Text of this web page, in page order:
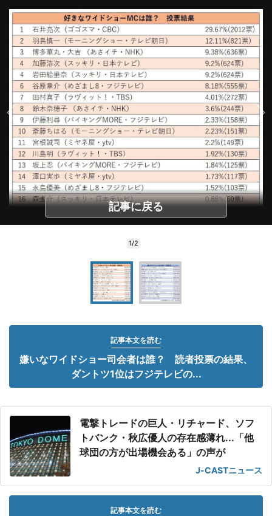
記事に戻る
1/2
記事本文を読む
嫌いなワイドショー司会者は誰？ 読者投票の結果、
ダントツ1位はフジテレビの...
電撃トレードの巨人・リチャード、ソフ
トバンク・秋広優人の存在感薄れ...「他
球団の方が出場機会ある」の声が
J-CASTニュース
記事本文を読む